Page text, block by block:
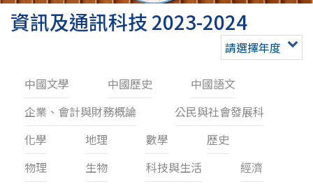
資訊及通訊科技 2023-2024
請選擇年度
中國文學 中國歷史
中國語文
企業、會計與財務概論
公民與社會發展科
化學
地理 數學
歷史
物理
生物 科技與生活
經濟